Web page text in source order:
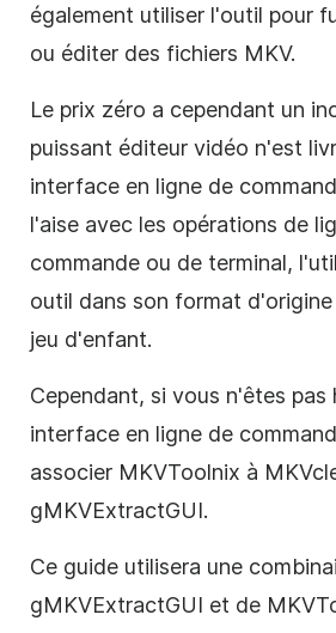
également utiliser l'outil pour
ou éditer des fichiers MKV.
Le prix zéro a cependant un
puissant éditeur vidéo n'est
interface en ligne de
l'aise avec les opérations de
commande ou de terminal,
outil dans son format
jeu d'enfant.
Cependant, si vous n'êtes pas
interface en ligne de
associer MKVToolnix à
gMKVExtractGUI.
Ce guide utilisera une
gMKVExtractGUI et de